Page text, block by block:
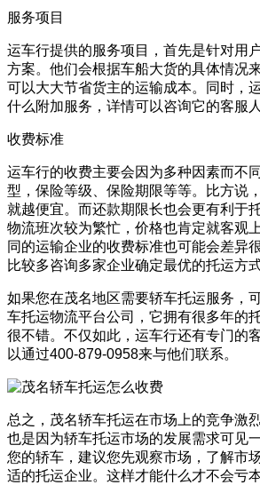
服务项目
运车行提供的服务项目，首先是针对用
方案。他们会根据车船大货的具体情况
可以大大节省货主的运输成本。同时，
什么附加服务，详情可以咨询它的客服人
收费标准
运车行的收费主要会因为多种因素而不
型，保险等级、保险期限等等。比方说
就越便宜。而还款期限长也会更有利于
物流班次较为繁忙，价格也肯定就客观
同的运输企业的收费标准也可能会差异
比较多咨询多家企业确定最优的托运方式
如果您在茂名地区需要轿车托运服务，
车托运物流平台公司，它拥有很多年的
很不错。不仅如此，运车行还有专门的
以通过400-879-0958来与他们联系。
总之，茂名轿车托运在市场上的竞争激
也是因为轿车托运市场的发展需求可见
您的轿车，建议您先观察市场，了解市
适的托运企业。这样才能什么才不会亏本